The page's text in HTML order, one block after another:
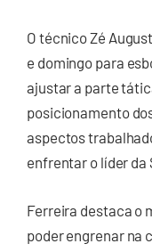
O técnico Zé
e domingo para
ajustar a parte
posicionamento
aspectos
enfrentar o líder da
Ferreira destaca o
poder engrenar na